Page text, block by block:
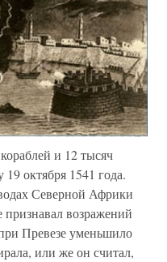
и 12 тысяч
октября 1541 года.
Северной Африки
возражений
Превезе уменьшило
или же он считал,